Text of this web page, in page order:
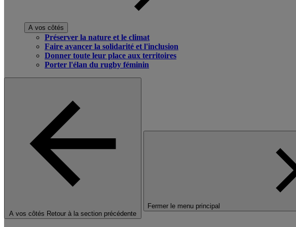
A vos côtés
Préserver la nature et le climat
Faire avancer la solidarité et l'inclusion
Donner toute leur place aux territoires
Porter l'élan du rugby féminin
A vos côtés Retour à la section précédente
Fermer le menu principal